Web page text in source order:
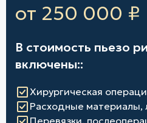
от 250 000 ₽
В стоимость пьезо
включены::
Хирургическая
Расходные материалы,
Перевязки,